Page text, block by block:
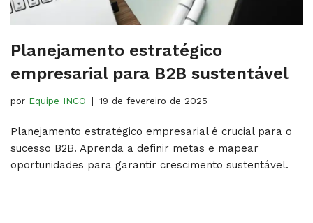
Planejamento estratégico
empresarial para B2B sustentável
por Equipe INCO 19 de fevereiro de 2025
Planejamento estratégico empresarial é crucial para o
sucesso B2B. Aprenda a definir metas e mapear
oportunidades para garantir crescimento sustentável.